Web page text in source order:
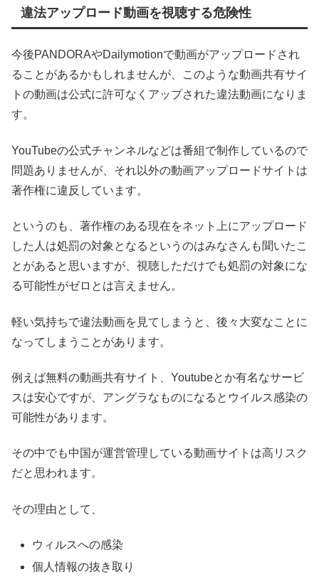
違法アップロード動画を視聴する危険性
今後PANDORAやDailymotionで動画がアップロードされ
ることがあるかもしれませんが、このような動画共有サイ
トの動画は公式に許可なくアップされた違法動画になりま
す。
YouTubeの公式チャンネルなどは番組で制作しているので
問題ありませんが、それ以外の動画アップロードサイトは
著作権に違反しています。
というのも、著作権のある現在をネット上にアップロード
した人は処罰の対象となるというのはみなさんも聞いたこ
とがあると思いますが、視聴しただけでも処罰の対象にな
る可能性がゼロとは言えません。
軽い気持ちで違法動画を見てしまうと、後々大変なことに
なってしまうことがあります。
例えば無料の動画共有サイト、Youtubeとか有名なサービ
スは安心ですが、アングラなものになるとウイルス感染の
可能性があります。
その中でも中国が運営管理している動画サイトは高リスク
だと思われます。
その理由として、
ウィルスへの感染
個人情報の抜き取り